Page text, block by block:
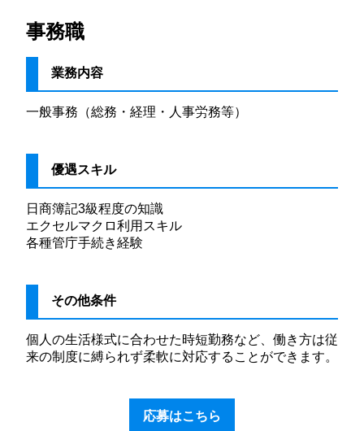
事務職
業務内容
一般事務（総務・経理・人事労務等）
優遇スキル
日商簿記3級程度の知識
エクセルマクロ利用スキル
各種管庁手続き経験
その他条件
個人の生活様式に合わせた時短勤務など、働き方は従
来の制度に縛られず柔軟に対応することができます。
応募はこちら